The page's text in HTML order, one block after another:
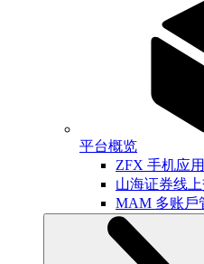
平台概览
ZFX 手机应
山海证券线
MAM 多账戶